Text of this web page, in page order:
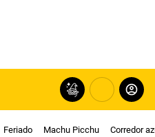
Feriado Machu Picchu Corredor